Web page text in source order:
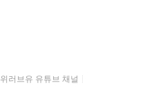
위러브유 유튜브 채널